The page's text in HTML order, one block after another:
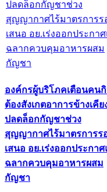
องค์กรผู้บริโภคเตือนคน
ต้องสังเกตอาการข้างเคีย
ปลดล็อกกัญชาช่วง
สุญญากาศไร้มาตรการร
เสนอ อย.เร่งออกประกาศ
ฉลากควบคุมอาหารผสม
กัญชา